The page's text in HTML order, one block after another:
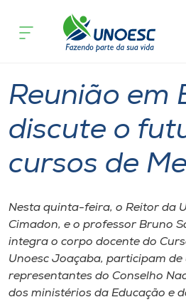
Cursos
Pesquisa
Atendimento ao Estudante
Portal de Ensino
A
acontece
Reunião em
discute o
cursos de
Nesta quinta-feira, o Reitor da
Cimadon, e o professor Bruno
integra o corpo docente do
Unoesc Joaçaba, participam
representantes do Conselho
dos ministérios da Educação e